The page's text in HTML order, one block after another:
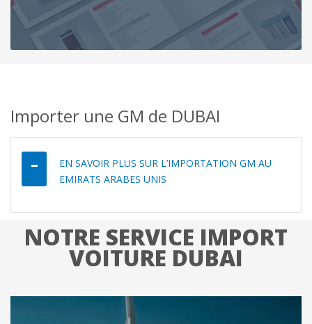
Importer une GM de DUBAI
EN SAVOIR PLUS SUR L’IMPORTATION GM AU
EMIRATS ARABES UNIS
NOTRE SERVICE IMPORT
VOITURE DUBAI